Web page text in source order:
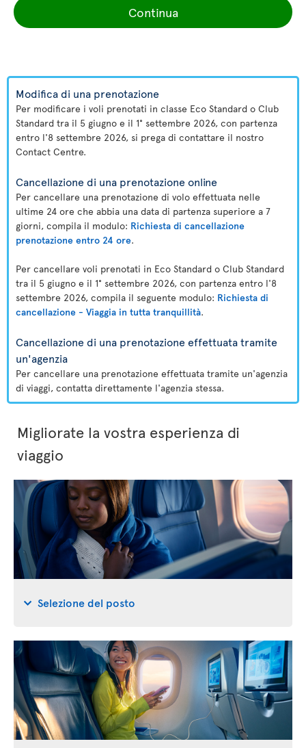
Continua
Modifica di una prenotazione
Per modificare i voli prenotati in classe Eco Standard o Club
Standard tra il 5 giugno e il 1° settembre 2026, con partenza
entro l'8 settembre 2026, si prega di contattare il nostro
Contact Centre.
Cancellazione di una prenotazione online
Per cancellare una prenotazione di volo effettuata nelle
ultime 24 ore che abbia una data di partenza superiore a 7
giorni, compila il modulo: Richiesta di cancellazione
prenotazione entro 24 ore.
Per cancellare voli prenotati in Eco Standard o Club Standard
tra il 5 giugno e il 1° settembre 2026, con partenza entro l'8
settembre 2026, compila il seguente modulo: Richiesta di
cancellazione - Viaggia in tutta tranquillità.
Cancellazione di una prenotazione effettuata tramite
un'agenzia
Per cancellare una prenotazione effettuata tramite un'agenzia
di viaggi, contatta direttamente l'agenzia stessa.
Migliorate la vostra esperienza di
viaggio
Selezione del posto